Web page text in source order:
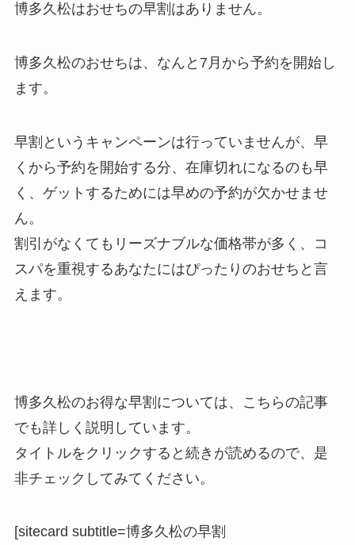
博多久松はおせちの早割はありません。
博多久松のおせちは、なんと7月から予約を開始し
ます。
早割というキャンペーンは行っていませんが、早
くから予約を開始する分、在庫切れになるのも早
く、ゲットするためには早めの予約が欠かせませ
ん。
割引がなくてもリーズナブルな価格帯が多く、コ
スパを重視するあなたにはぴったりのおせちと言
えます。
博多久松のお得な早割については、こちらの記事
でも詳しく説明しています。
タイトルをクリックすると続きが読めるので、是
非チェックしてみてください。
[sitecard subtitle=博多久松の早割